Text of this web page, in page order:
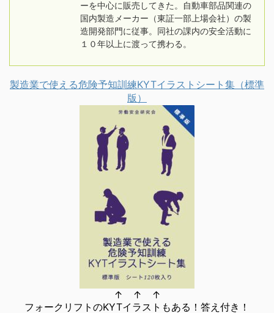
ーを中心に販売してきた。自動車部品関連の
国内製造メーカー（東証一部上場会社）の製
造開発部門に従事。同社の課内の安全活動に
１０年以上に渡って携わる。
製造業で使える危険予知訓練KYTイラストシート集（標準
版）
↑ ↑ ↑
フォークリフトのKYTイラストもある！答え付き！